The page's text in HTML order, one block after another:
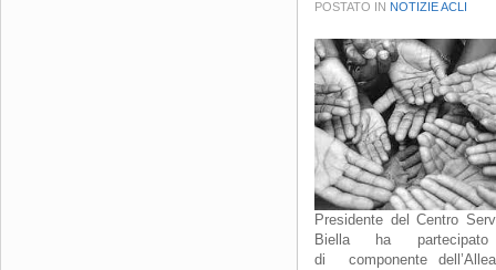
POSTATO IN NOTIZIE ACLI
Presidente del Centro
Biella ha partecipato
di
componente